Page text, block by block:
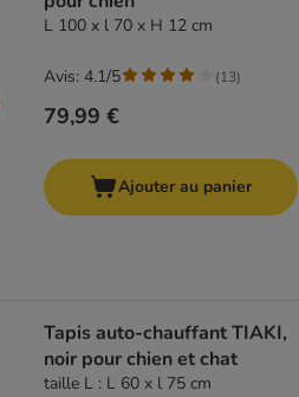
L 100 x l 70 x H 12 cm
79,99 €
Avis: 4.1/5 (13)
Ajouter au panier
Tapis auto-chauffant TIAKI,
noir pour chien et chat
taille L : L 60 x l 75 cm